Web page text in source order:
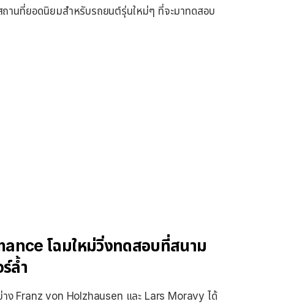
ถานที่ยอดนิยมสำหรับรถยนต์รุ่นใหม่ๆ ที่จะมาทดสอบ
โฉมใหม่วิ่งทดสอบที่สนาม
ล้ำ
ง Franz von Holzhausen และ Lars Moravy ได้